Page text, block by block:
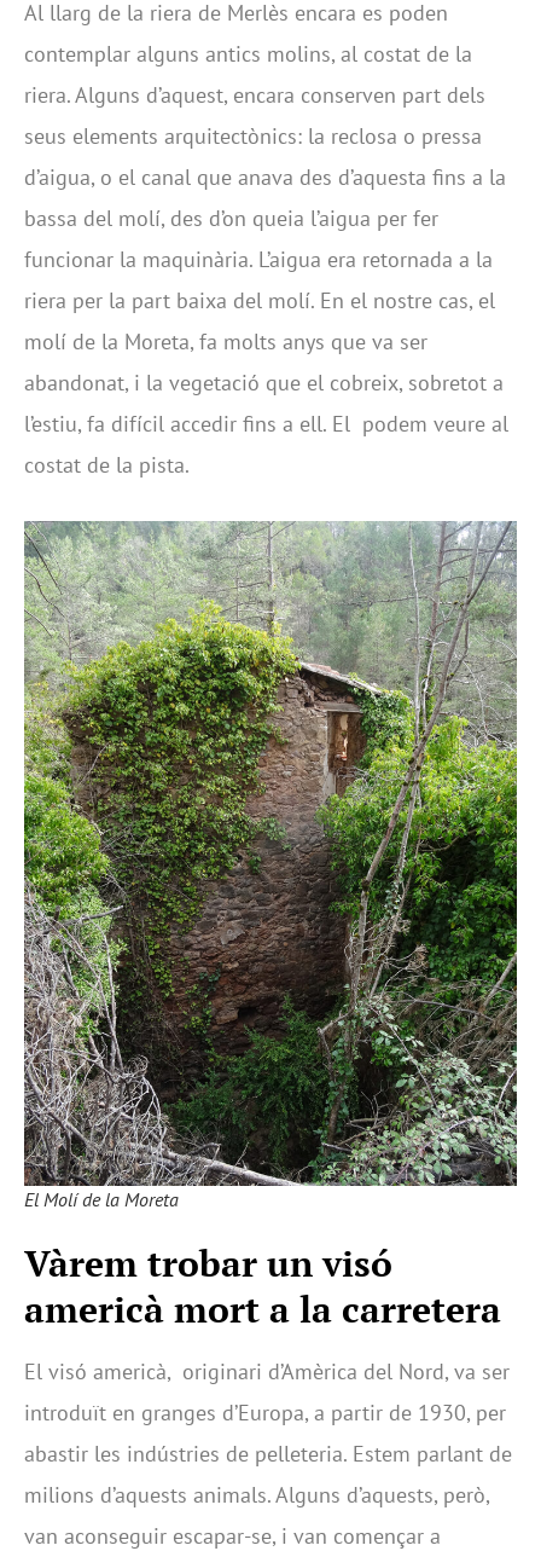
Al llarg de la riera de Merlès encara es poden
contemplar alguns antics molins, al costat de la
riera. Alguns d’aquest, encara conserven part dels
seus elements arquitectònics: la reclosa o pressa
d’aigua, o el canal que anava des d’aquesta fins a la
bassa del molí, des d’on queia l’aigua per fer
funcionar la maquinària. L’aigua era retornada a la
riera per la part baixa del molí. En el nostre cas, el
molí de la Moreta, fa molts anys que va ser
abandonat, i la vegetació que el cobreix, sobretot a
l’estiu, fa difícil accedir fins a ell. El podem veure al
costat de la pista.
El Molí de la Moreta
Vàrem trobar un visó
americà mort a la carretera
El visó americà, originari d’Amèrica del Nord, va ser
introduït en granges d’Europa, a partir de 1930, per
abastir les indústries de pelleteria. Estem parlant de
milions d’aquests animals. Alguns d’aquests, però,
van aconseguir escapar-se, i van començar a